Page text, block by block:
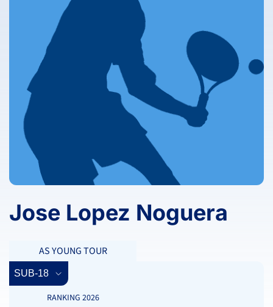
Jose Lopez Noguera
AS YOUNG TOUR
RANKING 2026